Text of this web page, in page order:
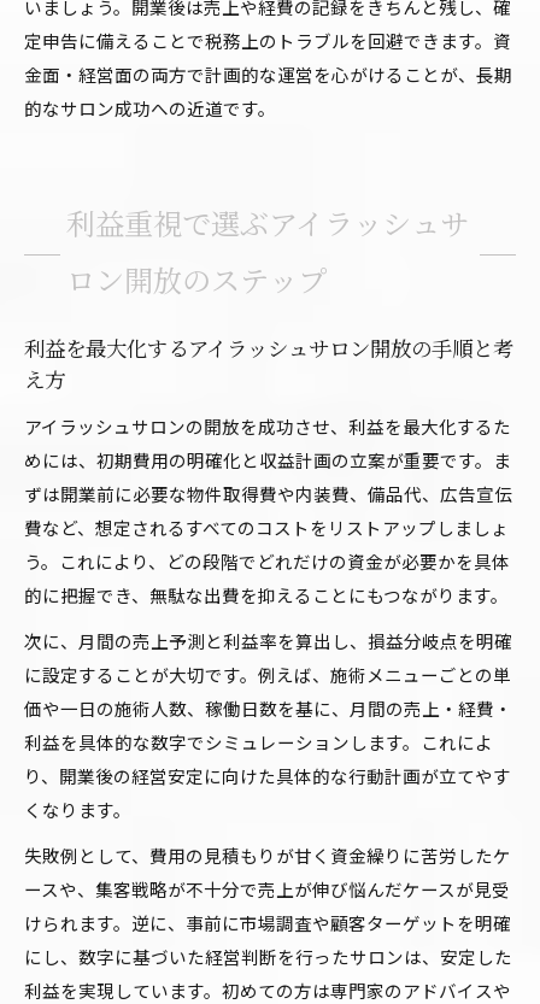
いましょう。開業後は売上や経費の記録をきちんと残し、確
定申告に備えることで税務上のトラブルを回避できます。資
金面・経営面の両方で計画的な運営を心がけることが、長期
的なサロン成功への近道です。
利益重視で選ぶアイラッシュサ
ロン開放のステップ
利益を最大化するアイラッシュサロン開放の手順と考
え方
アイラッシュサロンの開放を成功させ、利益を最大化するた
めには、初期費用の明確化と収益計画の立案が重要です。ま
ずは開業前に必要な物件取得費や内装費、備品代、広告宣伝
費など、想定されるすべてのコストをリストアップしましょ
う。これにより、どの段階でどれだけの資金が必要かを具体
的に把握でき、無駄な出費を抑えることにもつながります。
次に、月間の売上予測と利益率を算出し、損益分岐点を明確
に設定することが大切です。例えば、施術メニューごとの単
価や一日の施術人数、稼働日数を基に、月間の売上・経費・
利益を具体的な数字でシミュレーションします。これによ
り、開業後の経営安定に向けた具体的な行動計画が立てやす
くなります。
失敗例として、費用の見積もりが甘く資金繰りに苦労したケ
ースや、集客戦略が不十分で売上が伸び悩んだケースが見受
けられます。逆に、事前に市場調査や顧客ターゲットを明確
にし、数字に基づいた経営判断を行ったサロンは、安定した
利益を実現しています。初めての方は専門家のアドバイスや